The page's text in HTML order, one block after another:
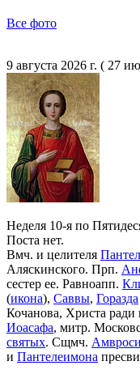
Все фото
9 августа 2026 г. ( 27
Неделя 10-я по
Поста нет.
Вмч. и целителя
Аляскинского. Прп.
сестер ее. Равноапп.
(икона), Саввы, Горазда
Кочанова, Христа
Иоасафа, митр.
святых. Сщмч.
и Пантелеимона